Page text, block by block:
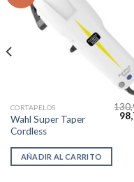
CORTAPELOS
Wahl Super Taper
Cordless
El
AÑADIR AL CARRITO